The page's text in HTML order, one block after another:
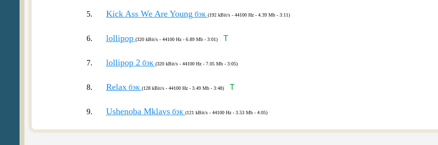
5. Kick Ass We Are Young бэк (192 kBit/s - 44100 Hz - 4.39 Mb - 3:11)
6. lollipop (320 kBit/s - 44100 Hz - 6.89 Mb - 3:01) T
7. lollipop 2 бэк (320 kBit/s - 44100 Hz - 7.05 Mb - 3:05)
8. Relaxбэк (128 kBit/s - 44100 Hz - 3.49 Mb - 3:48) T
9. Ushenoba Mklavsбэк (121 kBit/s - 44100 Hz - 3.53 Mb - 4:05)